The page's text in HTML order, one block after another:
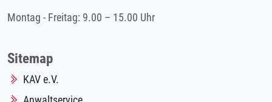
Montag - Freitag: 9.00 – 15.00 Uhr
Sitemap
KAV e.V.